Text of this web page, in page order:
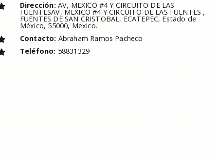
Dirección: AV, MEXICO #4 Y CIRCUITO DE LAS
FUENTESAV, MEXICO #4 Y CIRCUITO DE LAS FUENTES ,
FUENTES DE SAN CRISTOBAL, ECATEPEC, Estado de
México, 55000, Mexico.
Contacto: Abraham Ramos Pacheco
Teléfono: 58831329